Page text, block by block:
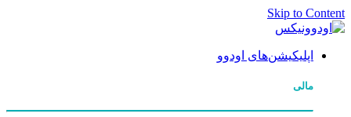
Skip to Content
اپلیکیشن‌های اودوو
مالی